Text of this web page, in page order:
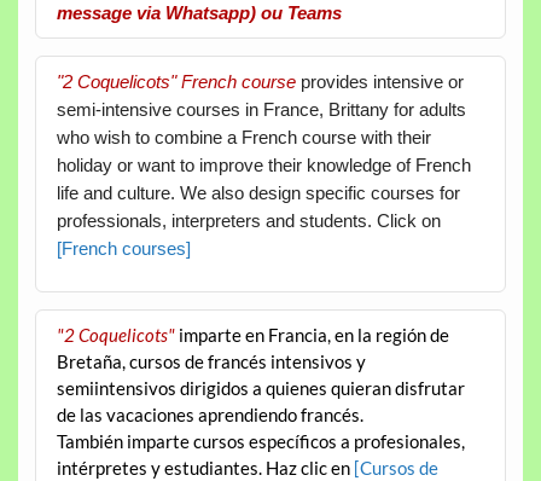
message via Whatsapp) ou Teams
"2 Coquelicots" French courseprovides intensive or
semi-intensive courses in France, Brittany for adults
who wish to combine a French course with their
holiday or want to improve their knowledge of French
life and culture. We also design specific courses for
professionals, interpreters and students. Click on
[French courses]
"2 Coquelicots"imparte en Francia, en la región de
Bretaña, cursos de francés intensivos y
semiintensivos dirigidos a quienes quieran disfrutar
de las vacaciones aprendiendo francés.
También imparte cursos específicos a profesionales,
intérpretes y estudiantes. Haz clic en [Cursos de